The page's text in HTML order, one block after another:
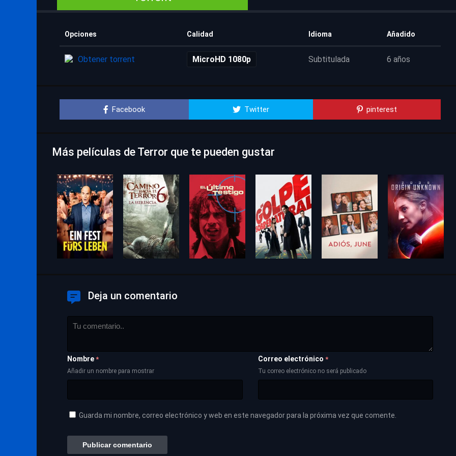
Opciones Calidad Idioma Añadido
Obtener torrent MicroHD 1080p Subtitulada 6 años
Facebook Twitter pinterest
Más películas de Terror que te pueden gustar
Deja un comentario
Nombre *
Añadir un nombre para mostrar
Correo electrónico *
Tu correo electrónico no será publicado
Guarda mi nombre, correo electrónico y web en este navegador para la próxima vez que comente.